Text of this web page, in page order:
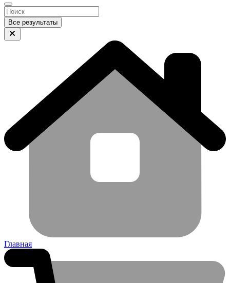
Все результаты
Главная